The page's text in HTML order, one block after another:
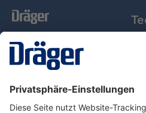
Dräger Austria GmbH
Über Dräger